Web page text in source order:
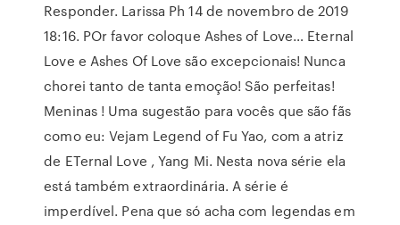
Responder. Larissa Ph 14 de novembro de 2019
18:16. POr favor coloque Ashes of Love… Eternal
Love e Ashes Of Love são excepcionais! Nunca
chorei tanto de tanta emoção! São perfeitas!
Meninas ! Uma sugestão para vocês que são fãs
como eu: Vejam Legend of Fu Yao, com a atriz
de ETernal Love , Yang Mi. Nesta nova série ela
está também extraordinária. A série é
imperdível. Pena que só acha com legendas em